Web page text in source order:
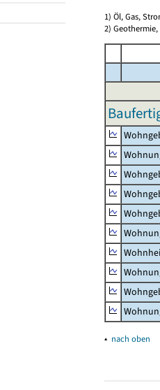
1) Öl, Gas,
2)
▴ nach oben